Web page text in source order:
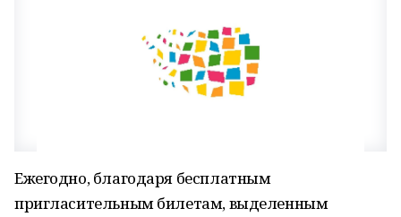
Ежегодно, благодаря бесплатным
пригласительным билетам, выделенным